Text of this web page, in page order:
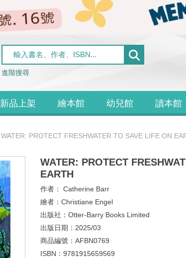
進階搜尋
新品上架 繪本館 幼兒館 讀本館
WATER: PROTECT FRESHWATER TO SAVE LIFE ON
WATER: PROTECT
EARTH
作者： Catherine Barr
繪者： Christiane Engel
出版社： Otter-Barry Books Limited
出版日期： 2025/03
商品編號： AFBN0769
ISBN： 9781915659569